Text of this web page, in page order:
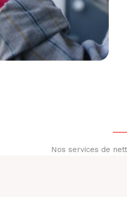
Nos services de